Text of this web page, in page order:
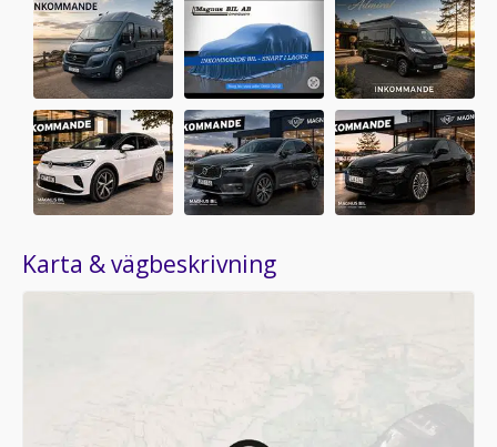
Karta & vägbeskrivning